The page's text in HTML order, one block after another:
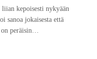
liian kepoisesti nykyään
sanoa jokaisesta että
peräisin…